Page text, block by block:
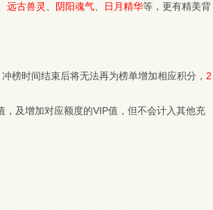
远古兽灵 阴阳魂气 日月精华等，更有精美背
冲榜时间结束后将无法再为榜单增加相应积分， 2
及增加对应额度的VIP值，但不会计入其他充